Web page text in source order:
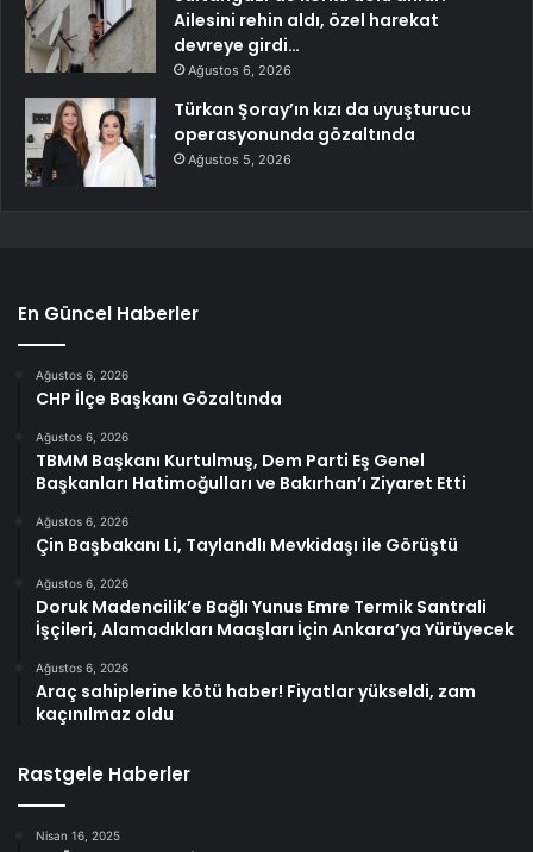
Ailesini rehin aldı, özel harekat
devreye girdi…
Ağustos 6, 2026
Türkan Şoray’ın kızı da uyuşturucu
operasyonunda gözaltında
Ağustos 5, 2026
En Güncel Haberler
Ağustos 6, 2026
CHP İlçe Başkanı Gözaltında
Ağustos 6, 2026
TBMM Başkanı Kurtulmuş, Dem Parti Eş Genel
Başkanları Hatimoğulları ve Bakırhan’ı Ziyaret Etti
Ağustos 6, 2026
Çin Başbakanı Li, Taylandlı Mevkidaşı ile Görüştü
Ağustos 6, 2026
Doruk Madencilik’e Bağlı Yunus Emre Termik Santrali
İşçileri, Alamadıkları Maaşları İçin Ankara’ya Yürüyecek
Ağustos 6, 2026
Araç sahiplerine kötü haber! Fiyatlar yükseldi, zam
kaçınılmaz oldu
Rastgele Haberler
Nisan 16, 2025